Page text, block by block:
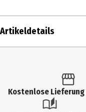
Artikeldetails
Produkttyp
Kostenlose